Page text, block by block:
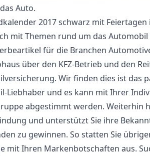
Auto.
2017 schwarz mit
mit Themen rund um das Automobil
für die Branchen
über den KFZ-Betrieb und den
Wir finden dies ist das
Liebhaber und es kann mit Ihrer
abgestimmt werden. Weiterhin
und unterstützt Sie ihre
zu gewinnen. So statten Sie
mit Ihren Markenbotschaften aus.